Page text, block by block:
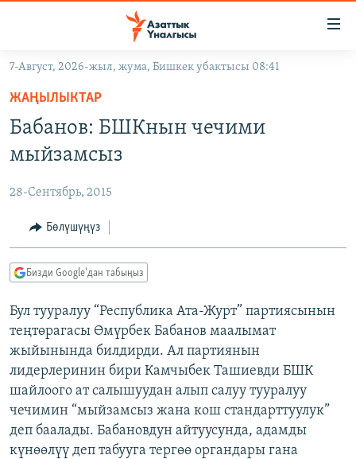
Навигацияга
өтүңүз
Издөөгө
салыңыз
КЫРГЫЗСТАН
ЭКОНОМИКА
МАДАНИЯТ
БОРБОР АЗИЯ
АТАЙЫН ИЛИКТӨӨ
ТВ ПРОГРАММАЛАР
ЭКСПЕРТТЕР ТАЛДАЙТ
БИЗ ЖАНА ДҮЙНӨ
ДАНИСТЕ
ЭЖЕ-СИҢДИЛЕР
ЫҢГАЙСЫЗ СУРООЛОР
ӨЗГӨЧӨ ПИКИР
Русский
ОНЛАЙН ШЕРИНЕ
7-Август, 2026-жыл, жума, Бишкек убактысы 08:41
ЖАҢЫЛЫКТАР
Бабанов: БШКнын чечими
мыйзамсыз
28-Сентябрь, 2015
Бөлүшүңүз
Бизди Google'дан табыңыз
Бул тууралуу “Республика Ата-Журт” партиясынын
теңтөрагасы Өмүрбек Бабанов маалымат
жыйынында билдирди. Ал партиянын
лидерлеринин бири Камчыбек Ташиевди БШК
шайлоого ат салышуудан алып салуу тууралуу
чечимин “мыйзамсыз жана кош стандарттуулук”
деп баалады. Бабановдун айтуусунда, адамды
күнөөлүү деп табууга тергөө органдары гана